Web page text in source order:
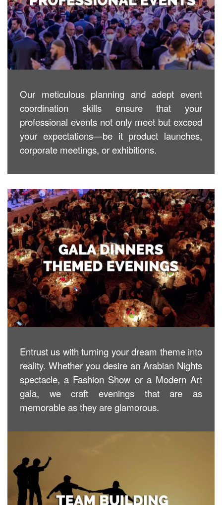
Our meticulous planning and adept event
coordination skills ensure that your
professional events not only meet but exceed
your expectations—be it product launches,
corporate meetings, or exhibitions.
Entrust us with turning your dream theme into
reality. Whether you desire an Arabian Nights
spectacle, a Fashion Show or a Modern Art
gala, we craft evenings that are as
memorable as they are glamorous.